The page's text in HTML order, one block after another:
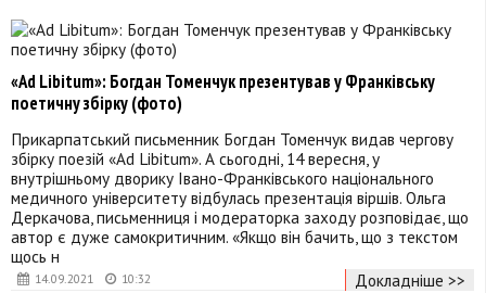
14.09.2021 10:32
«Ad Libitum»: Богдан Томенчук презентував у Франківську
поетичну збірку (фото)
Прикарпатський письменник Богдан Томенчук видав чергову
збірку поезій «Ad Libitum». А сьогодні, 14 вересня, у
внутрішньому дворику Івано-Франківського національного
медичного університету відбулась презентація віршів. Ольга
Деркачова, письменниця і модераторка заходу розповідає, що
автор є дуже самокритичним. «Якщо він бачить, що з текстом
щось н
Докладніше >>